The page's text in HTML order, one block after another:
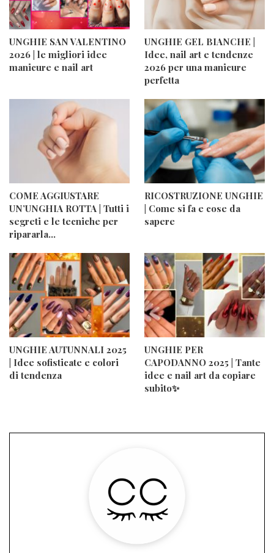
UNGHIE SAN VALENTINO
2026 | le migliori idee
manicure e nail art
UNGHIE GEL BIANCHE |
Idee, nail art e tendenze
2026 per una manicure
perfetta
COME AGGIUSTARE
UN’UNGHIA ROTTA | Tutti i
segreti e le tecniche per
ripararla…
RICOSTRUZIONE UNGHIE
| Come si fa e cose da
sapere
UNGHIE AUTUNNALI 2025
| Idee sofisticate e colori
di tendenza
UNGHIE PER
CAPODANNO 2025 | Tante
idee e nail art da copiare
subito✨